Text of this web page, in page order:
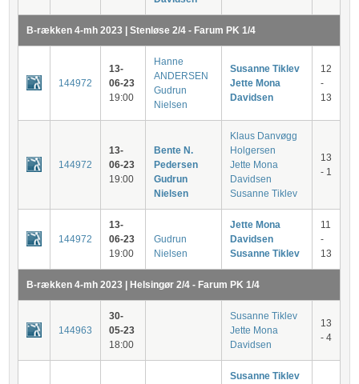
B-rækken 4-mh 2023 | Stenløse 2/4 - Farum PK 1/4
144972
13-
06-23
19:00
Hanne
ANDERSEN
Gudrun
Nielsen
Susanne Tiklev
Jette Mona
Davidsen
12
-
13
144972
13-
06-23
19:00
Bente N.
Pedersen
Gudrun
Nielsen
Klaus Danvøgg
Holgersen
Jette Mona
Davidsen
Susanne Tiklev
13
- 1
144972
13-
06-23
19:00
Gudrun
Nielsen
Jette Mona
Davidsen
Susanne Tiklev
11
-
13
B-rækken 4-mh 2023 | Helsingør 2/4 - Farum PK 1/4
144963
30-
05-23
18:00
Susanne Tiklev
Jette Mona
Davidsen
13
- 4
Susanne Tiklev